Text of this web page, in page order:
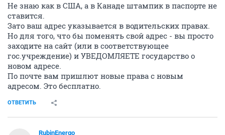
Не знаю как в США, а в Канаде штампик в паспорте не
ставится.
Зато ваш адрес указывается в водительских правах.
Но для того, что бы поменять свой адрес - вы просто
заходите на сайт (или в соответствующее
гос.учреждение) и УВЕДОМЛЯЕТЕ государство о
новом адресе.
По почте вам пришлют новые права с новым
адресом. Это бесплатно.
ОТВЕТИТЬ
RubinEnergo